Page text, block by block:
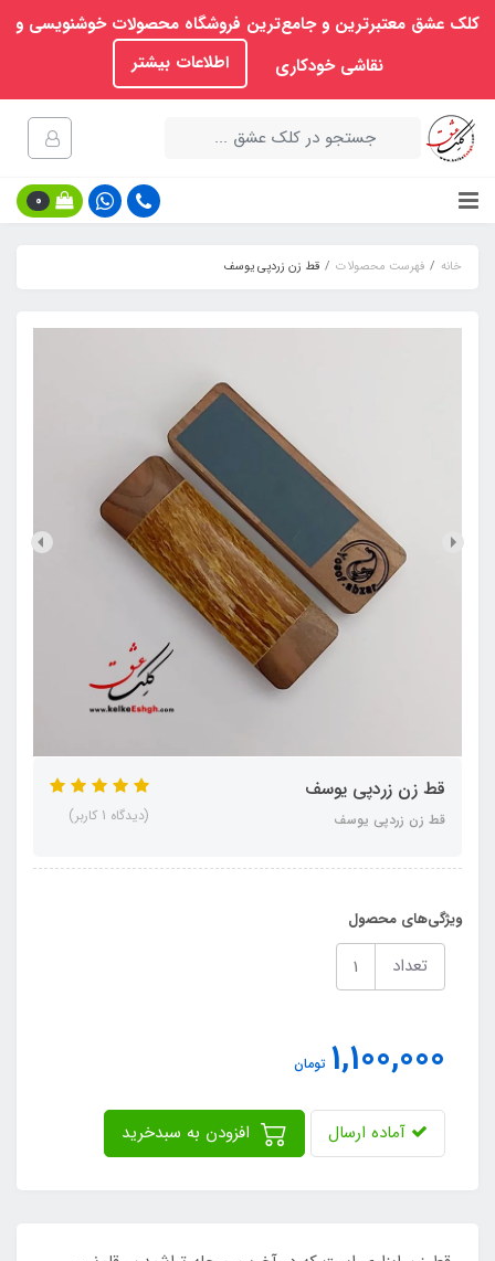
کلک عشق معتبرترین و جامع‌ترین فروشگاه محصولات خوشنویسی و
نقاشی خودکاری
اطلاعات بیشتر
0
خانه فهرست محصولات قط زن زردپی یوسف
قط زن زردپی یوسف
قط زن زردپی یوسف (دیدگاه 1 کاربر)
ویژگی‌های محصول
تعداد
1,100,000 تومان
آماده ارسال